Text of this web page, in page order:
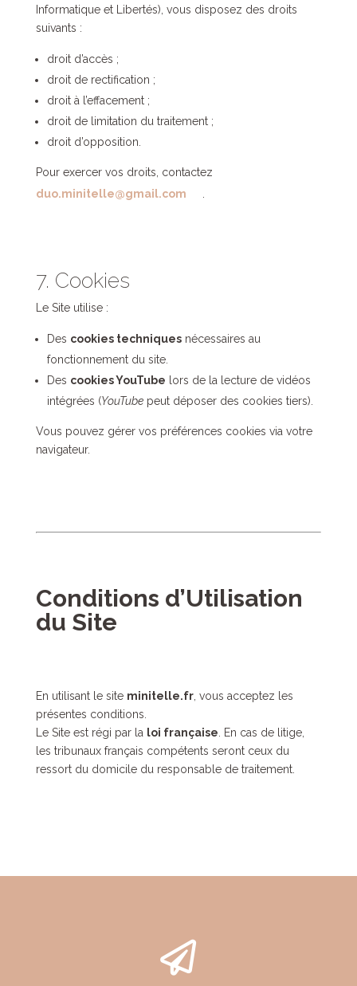
Informatique et Libertés), vous disposez des droits
suivants :
droit d’accès ;
droit de rectification ;
droit à l’effacement ;
droit de limitation du traitement ;
droit d’opposition.
Pour exercer vos droits, contactez
duo.minitelle@gmail.com
7. Cookies
Le Site utilise :
Des cookies techniquesnécessaires au
fonctionnement du site.
Des cookies YouTube lors de la lecture de vidéos
intégrées (YouTubepeut déposer des cookies tiers).
Vous pouvez gérer vos préférences cookies via votre
navigateur.
Conditions d’Utilisation
du Site
En utilisant le site minitelle.fr, vous acceptez les
présentes conditions.
Le Site est régi par la loi française . En cas de litige,
les tribunaux français compétents seront ceux du
ressort du domicile du responsable de traitement.
